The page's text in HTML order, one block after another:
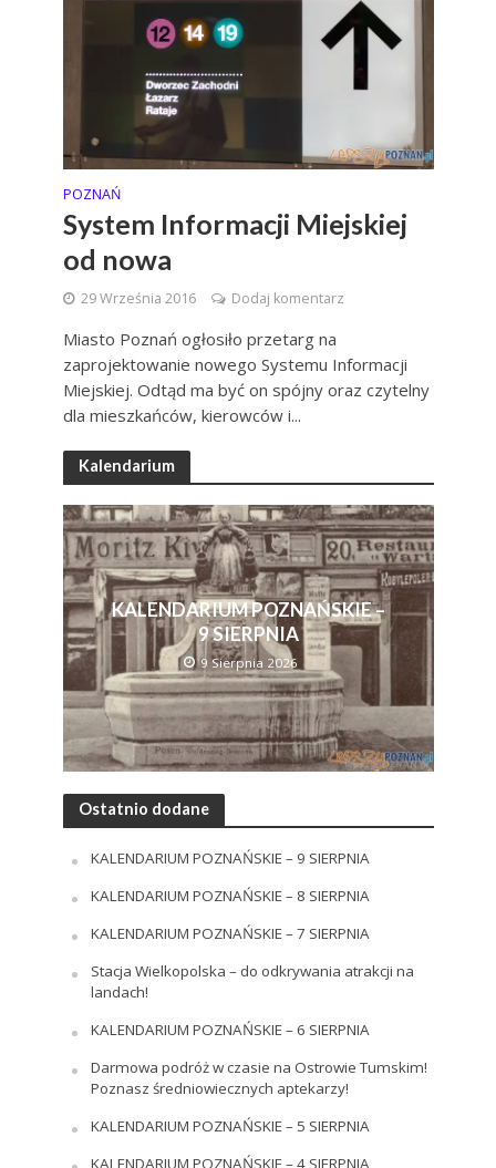
POZNAŃ
System Informacji Miejskiej
od nowa
29 Września 2016 Dodaj komentarz
Miasto Poznań ogłosiło przetarg na
zaprojektowanie nowego Systemu Informacji
Miejskiej. Odtąd ma być on spójny oraz czytelny
dla mieszkańców, kierowców i...
Kalendarium
KALENDARIUM POZNAŃSKIE –
9 SIERPNIA
9 Sierpnia 2026
Ostatnio dodane
KALENDARIUM POZNAŃSKIE – 9 SIERPNIA
KALENDARIUM POZNAŃSKIE – 8 SIERPNIA
KALENDARIUM POZNAŃSKIE – 7 SIERPNIA
Stacja Wielkopolska – do odkrywania atrakcji na
landach!
KALENDARIUM POZNAŃSKIE – 6 SIERPNIA
Darmowa podróż w czasie na Ostrowie Tumskim!
Poznasz średniowiecznych aptekarzy!
KALENDARIUM POZNAŃSKIE – 5 SIERPNIA
KALENDARIUM POZNAŃSKIE – 4 SIERPNIA